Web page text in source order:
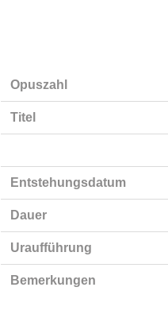
Opuszahl
Titel
Entstehungsdatum
Dauer
Uraufführung
Bemerkungen